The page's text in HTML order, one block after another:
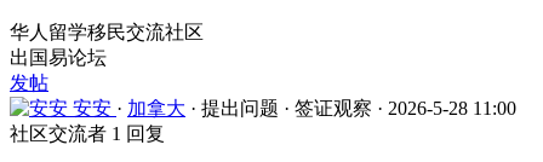
华人留学移民交流社区
出国易论坛
发帖
安安 · 加拿大 · 提出问题 · 签证观察 · 2026-5-28 11:00
社区交流者 1 回复